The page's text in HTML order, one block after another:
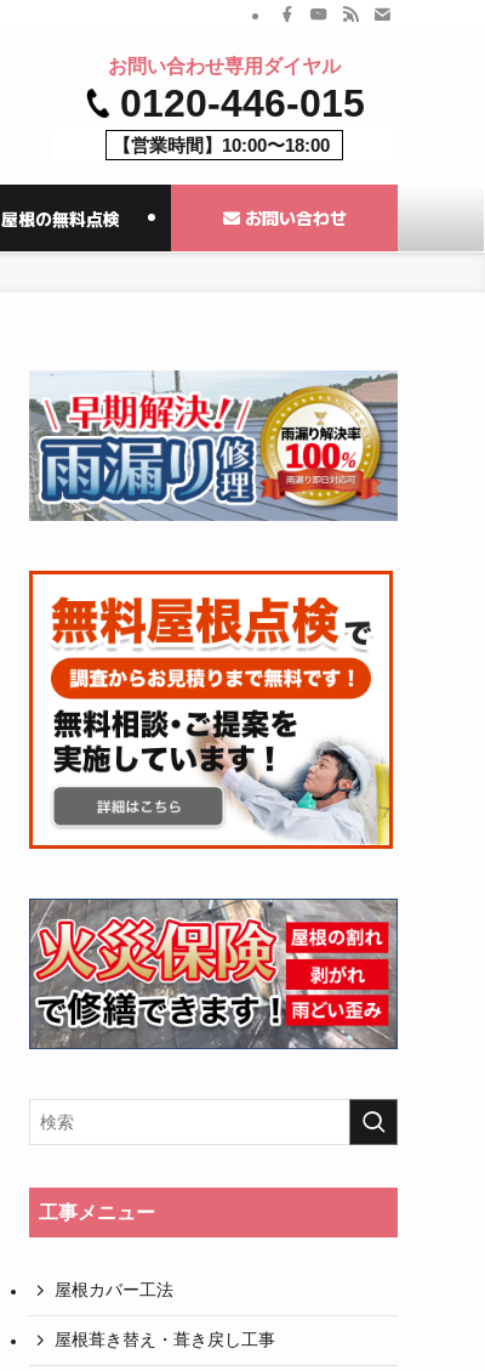
屋根の無料点検 お問い合わせ
お問い合わせ専用ダイヤル
0120-446-015
【営業時間】10:00〜18:00
工事メニュー
屋根カバー工法
屋根葺き替え・葺き戻し工事